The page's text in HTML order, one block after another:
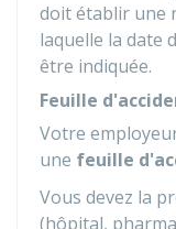
doit établir une
laquelle la date
être indiquée.
Feuille
Votre
une feuille
Vous devez la
(hôpital,